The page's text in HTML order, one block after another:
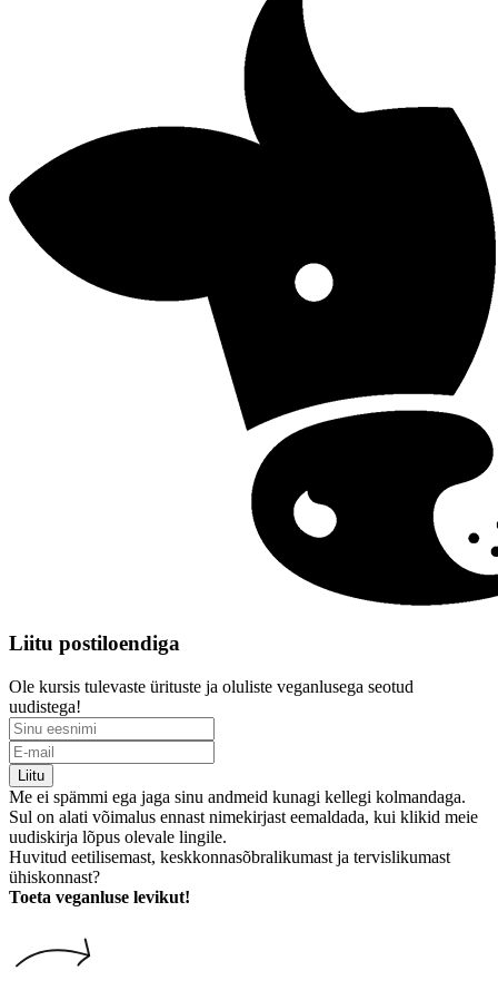
Liitu postiloendiga
Ole kursis tulevaste ürituste ja oluliste veganlusega seotud
uudistega!
Liitu
Me ei spämmi ega jaga sinu andmeid kunagi kellegi kolmandaga.
Sul on alati võimalus ennast nimekirjast eemaldada, kui klikid meie
uudiskirja lõpus olevale lingile.
Huvitud eetilisemast, keskkonnasõbralikumast ja tervislikumast
ühiskonnast?
Toeta veganluse levikut!